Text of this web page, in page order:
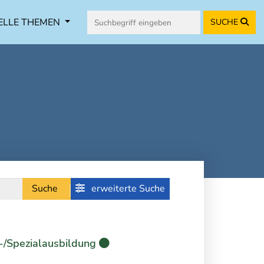
THEMEN SUCHE
Suche erweiterte Suche
Spezialausbildung